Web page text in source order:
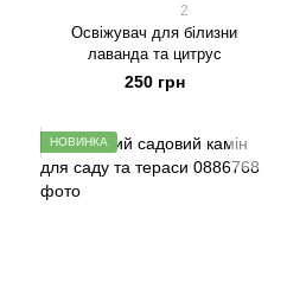
2
Освіжувач для білизни
лаванда та цитрус
250 грн
НОВИНКА